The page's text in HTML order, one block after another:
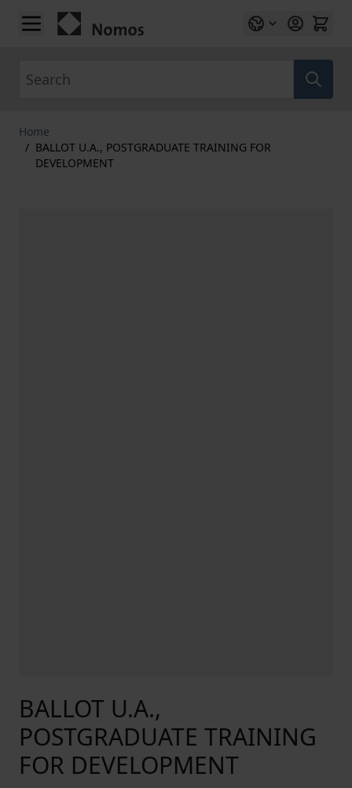
Skip to Content
Home
/ BALLOT U.A., POSTGRADUATE TRAINING FOR
DEVELOPMENT
BALLOT U.A.,
POSTGRADUATE TRAINING
FOR DEVELOPMENT